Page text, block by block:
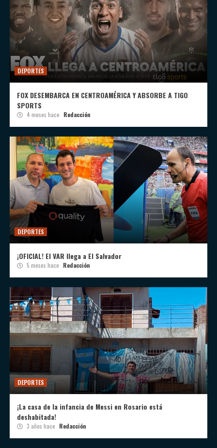
DEPORTES
FOX DESEMBARCA EN CENTROAMÉRICA Y ABSORBE A TIGO
SPORTS
4 meses hace Redacción
DEPORTES
¡OFICIAL! El VAR llega a El Salvador
5 meses hace Redacción
DEPORTES
¡La casa de la infancia de Messi en Rosario está
deshabitada!
3 años hace Redacción